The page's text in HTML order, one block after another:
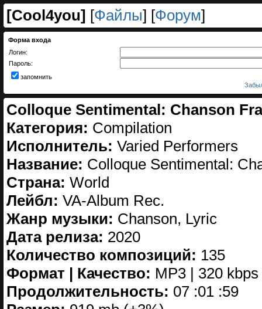
[Cool4you] [Файлы] [Форум]
Форма входа
Логин:
Пароль:
запомнить
Colloque Sentimental: Chanson
Категория: Compilation
Исполнитель: Varied Performers
Название: Colloque Sentimental:
Страна: World
Лейбл: VA-Album Rec.
Жанр музыки: Chanson, Lyric
Дата релиза: 2020
Количество композиций: 135
Формат | Качество: MP3 | 320 kbps
Продолжительность: 07 :01 :59